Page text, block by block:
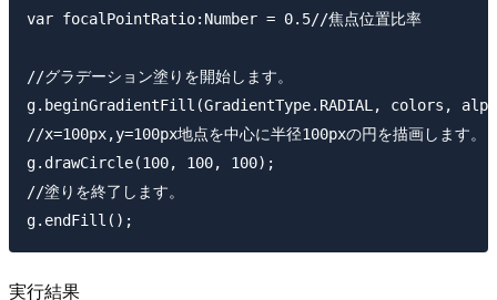
var focalPointRatio:Number = 0.5//焦点位置比率
//グラデーション塗りを開始します。
g.beginGradientFill(GradientType.RADIAL, colors,
//x=100px,y=100px地点を中心に半径100pxの円を描画します。
g.drawCircle(100, 100, 100);
//塗りを終了します。
実行結果